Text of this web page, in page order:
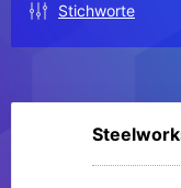
Stichworte